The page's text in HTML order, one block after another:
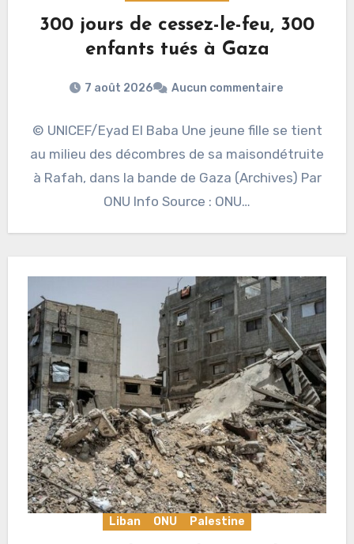
300 jours de cessez-le-feu, 300
enfants tués à Gaza
7 août 2026 Aucun commentaire
© UNICEF/Eyad El Baba Une jeune fille se tient
au milieu des décombres de sa maisondétruite
à Rafah, dans la bande de Gaza (Archives) Par
ONU Info Source : ONU…
Liban ONU Palestine